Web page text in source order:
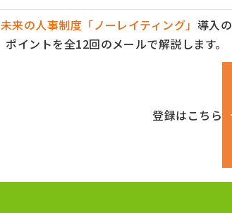
未来の人事制度「ノーレイティング」 導入の
ポイントを全12回のメールで解説します。
登録はこちら